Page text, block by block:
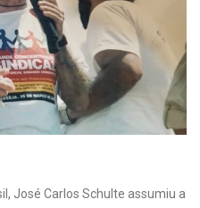
José Carlos Schulte assumiu a